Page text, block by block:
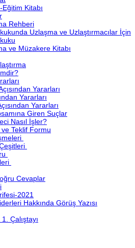
Eğitim Kitabı
Rehberi
Uzlaşma ve Uzlaştırmacılar İçin
ve Müzakere Kitabı
Yararları
Yararları
Yararları
Giren Suçlar
Nasıl İşler?
Teklif Formu
Cevaplar
2021
Hakkında Görüş Yazısı
Çalıştayı